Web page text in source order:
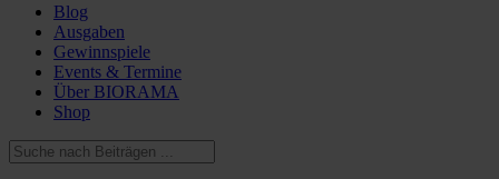
Blog
Ausgaben
Gewinnspiele
Events & Termine
Über BIORAMA
Shop